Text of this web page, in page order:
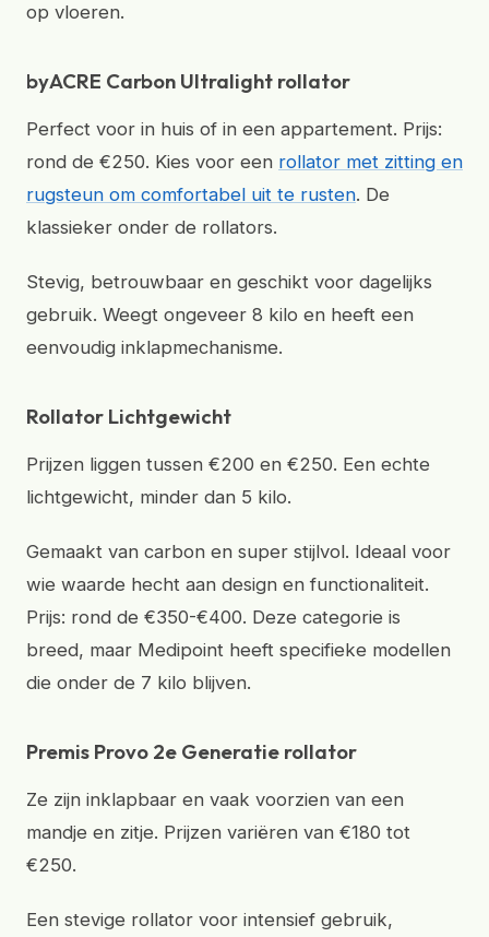
op vloeren.
byACRE Carbon Ultralight rollator
Perfect voor in huis of in een appartement. Prijs:
rond de €250. Kies voor een rollator met zitting en
rugsteun om comfortabel uit te rusten. De
klassieker onder de rollators.
Stevig, betrouwbaar en geschikt voor dagelijks
gebruik. Weegt ongeveer 8 kilo en heeft een
eenvoudig inklapmechanisme.
Rollator Lichtgewicht
Prijzen liggen tussen €200 en €250. Een echte
lichtgewicht, minder dan 5 kilo.
Gemaakt van carbon en super stijlvol. Ideaal voor
wie waarde hecht aan design en functionaliteit.
Prijs: rond de €350-€400. Deze categorie is
breed, maar Medipoint heeft specifieke modellen
die onder de 7 kilo blijven.
Premis Provo 2e Generatie rollator
Ze zijn inklapbaar en vaak voorzien van een
mandje en zitje. Prijzen variëren van €180 tot
€250.
Een stevige rollator voor intensief gebruik,